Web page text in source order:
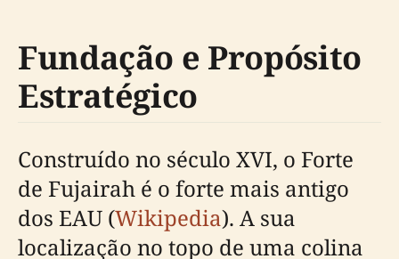
Fundação e Propósito
Estratégico
Construído no século XVI, o Forte
de Fujairah é o forte mais antigo
dos EAU (Wikipedia). A sua
localização no topo de uma colina